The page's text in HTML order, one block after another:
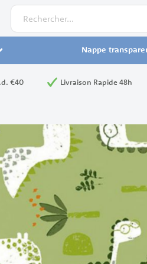
Rechercher
Nappe
€40 Livraison Rapide 48h